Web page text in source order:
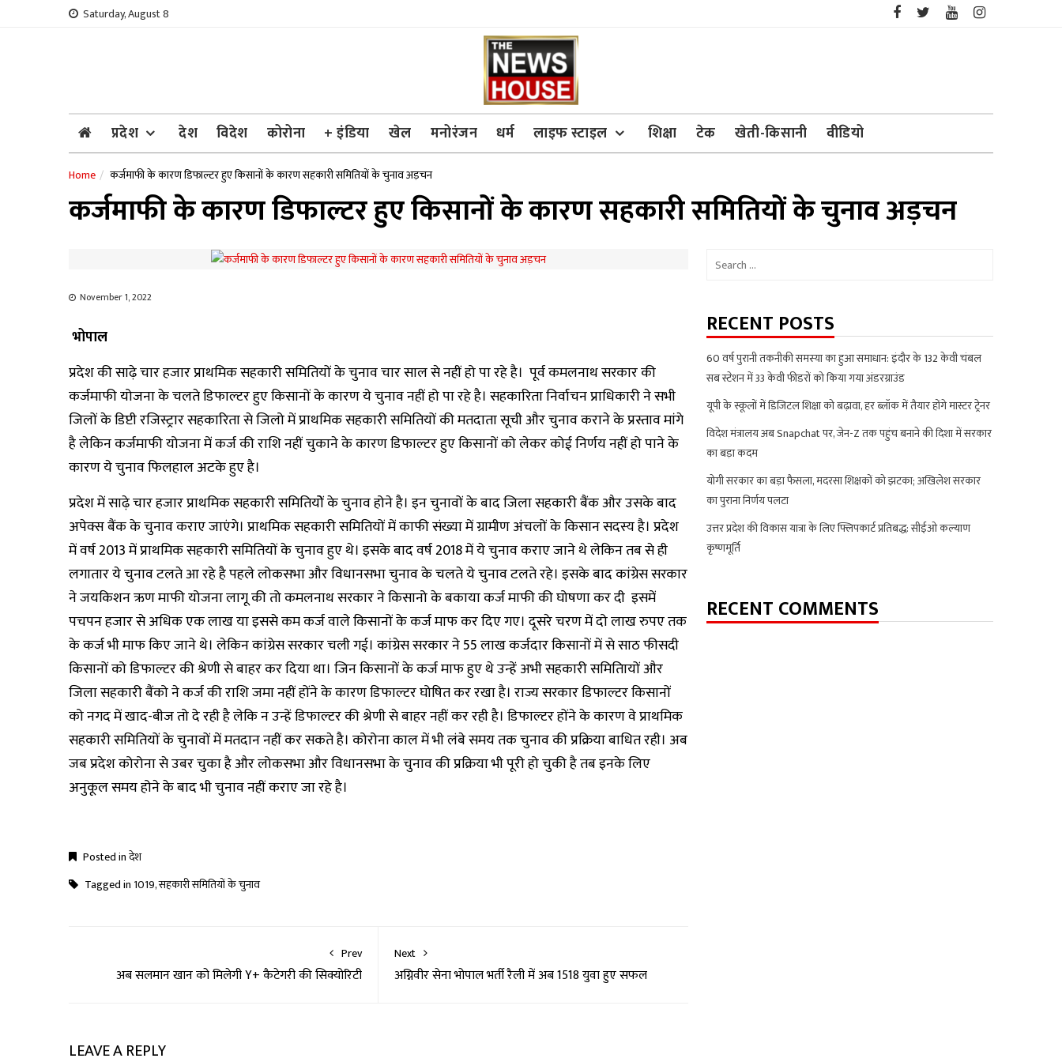
Saturday, August 8
प्रदेश देश विदेश कोरोना + इंडिया खेल मनोरंजन धर्म लाइफ स्टाइल शिक्षा टेक खेती-किसानी वीडियो
Home कर्जमाफी के कारण डिफाल्टर हुए किसानों के कारण सहकारी समितियों के चुनाव अड़चन
कर्जमाफी के कारण डिफाल्टर हुए किसानों के कारण सहकारी समितियों के चुनाव अड़चन
November 1, 2022
भोपाल
प्रदेश की साढ़े चार हजार प्राथमिक सहकारी समितियों के चुनाव चार साल से नहीं हो पा रहे है। पूर्व कमलनाथ सरकार की
कर्जमाफी योजना के चलते डिफाल्टर हुए किसानों के कारण ये चुनाव नहीं हो पा रहे है। सहकारिता निर्वाचन प्राधिकारी ने सभी
जिलों के डिप्टी रजिस्ट्रार सहकारिता से जिलो में प्राथमिक सहकारी समितियों की मतदाता सूची और चुनाव कराने के प्रस्ताव मांगे
है लेकिन कर्जमाफी योजना में कर्ज की राशि नहीं चुकाने के कारण डिफाल्टर हुए किसानों को लेकर कोई निर्णय नहीं हो पाने के
कारण ये चुनाव फिलहाल अटके हुए है।
प्रदेश में साढ़े चार हजार प्राथमिक सहकारी समितियोें के चुनाव होने है। इन चुनावों के बाद जिला सहकारी बैंक और उसके बाद
अपेक्स बैंक के चुनाव कराए जाएंगे। प्राथमिक सहकारी समितियों में काफी संख्या में ग्रामीण अंचलों के किसान सदस्य है। प्रदेश
में वर्ष 2013 में प्राथमिक सहकारी समितियों के चुनाव हुए थे। इसके बाद वर्ष 2018 में ये चुनाव कराए जाने थे लेकिन तब से ही
लगातार ये चुनाव टलते आ रहे है पहले लोकसभा और विधानसभा चुनाव के चलते ये चुनाव टलते रहे। इसके बाद कांग्रेस सरकार
ने जयकिशन ऋण माफी योजना लागू की तो कमलनाथ सरकार ने किसानो के बकाया कर्ज माफी की घोषणा कर दी इसमें
पचपन हजार से अधिक एक लाख या इससे कम कर्ज वाले किसानों के कर्ज माफ कर दिए गए। दूसरे चरण में दो लाख रुपए तक
के कर्ज भी माफ किए जाने थे। लेकिन कांग्रेस सरकार चली गई। कांग्रेस सरकार ने 55 लाख कर्जदार किसानों में से साठ फीसदी
किसानों को डिफाल्टर की श्रेणी से बाहर कर दिया था। जिन किसानों के कर्ज माफ हुए थे उन्हें अभी सहकारी समितिायों और
जिला सहकारी बैंको ने कर्ज की राशि जमा नहीं होंने के कारण डिफाल्टर घोषित कर रखा है। राज्य सरकार डिफाल्टर किसानों
को नगद में खाद-बीज तो दे रही है लेकि न उन्हें डिफाल्टर की श्रेणी से बाहर नहीं कर रही है। डिफाल्टर होंने के कारण वे प्राथमिक
सहकारी समितियों के चुनावों में मतदान नहीं कर सकते है। कोरोना काल में भी लंबे समय तक चुनाव की प्रक्रिया बाधित रही। अब
जब प्रदेश कोरोना से उबर चुका है और लोकसभा और विधानसभा के चुनाव की प्रक्रिया भी पूरी हो चुकी है तब इनके लिए
अनुकूल समय होने के बाद भी चुनाव नहीं कराए जा रहे है।
Posted inदेश
Tagged in 1019,सहकारी समितियों के चुनाव
Prev
अब सलमान खान को मिलेगी Y+ कैटेगरी की सिक्योरिटी
Next
अग्निवीर सेना भोपाल भर्ती रैली में अब 1518 युवा हुए सफल
LEAVE A REPLY
Search
RECENT POSTS
60 वर्ष पुरानी तकनीकी समस्या का हुआ समाधान: इंदौर के 132 केवी चंबल
सब स्टेशन में 33 केवी फीडरों को किया गया अंडरग्राउंड
यूपी के स्कूलों में डिजिटल शिक्षा को बढ़ावा, हर ब्लॉक में तैयार होंगे मास्टर ट्रेनर
विदेश मंत्रालय अब Snapchat पर, जेन-Z तक पहुंच बनाने की दिशा में सरकार
का बड़ा कदम
योगी सरकार का बड़ा फैसला, मदरसा शिक्षकों को झटका; अखिलेश सरकार
का पुराना निर्णय पलटा
उत्तर प्रदेश की विकास यात्रा के लिए फ्लिपकार्ट प्रतिबद्ध: सीईओ कल्याण
कृष्णमूर्ति
RECENT COMMENTS